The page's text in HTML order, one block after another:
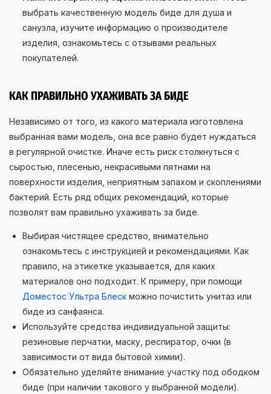
выбрать качественную модель биде для душа и
санузла, изучите информацию о производителе
изделия, ознакомьтесь с отзывами реальных
покупателей.
КАК ПРАВИЛЬНО УХАЖИВАТЬ ЗА БИДЕ
Независимо от того, из какого материала изготовлена
выбранная вами модель, она все равно будет нуждаться
в регулярной очистке. Иначе есть риск столкнуться с
сыростью, плесенью, некрасивыми пятнами на
поверхности изделия, неприятным запахом и скоплениями
бактерий. Есть ряд общих рекомендаций, которые
позволят вам правильно ухаживать за биде.
Выбирая чистящее средство, внимательно
ознакомьтесь с инструкцией и рекомендациями. Как
правило, на этикетке указывается, для каких
материалов оно подходит. К примеру, при помощи
Доместос Ультра Блеск можно почистить унитаз или
биде из санфаянса.
Используйте средства индивидуальной защиты:
резиновые перчатки, маску, респиратор, очки (в
зависимости от вида бытовой химии).
Обязательно уделяйте внимание участку под ободком
биде (при наличии такового у выбранной модели).